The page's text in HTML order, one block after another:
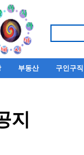
부동산 구인구직
지